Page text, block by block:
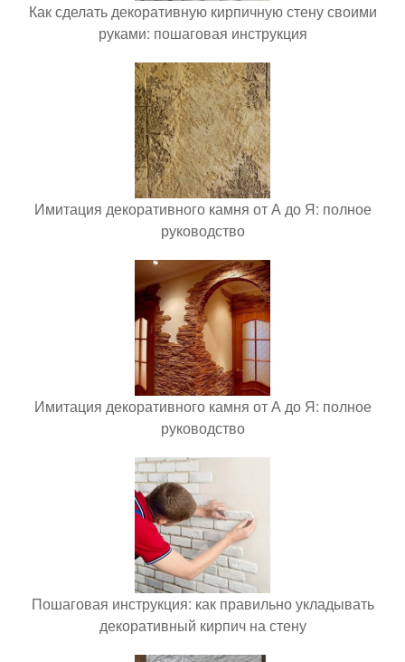
Как сделать декоративную кирпичную стену своими
руками: пошаговая инструкция
Имитация декоративного камня от А до Я: полное
руководство
Имитация декоративного камня от А до Я: полное
руководство
Пошаговая инструкция: как правильно укладывать
декоративный кирпич на стену